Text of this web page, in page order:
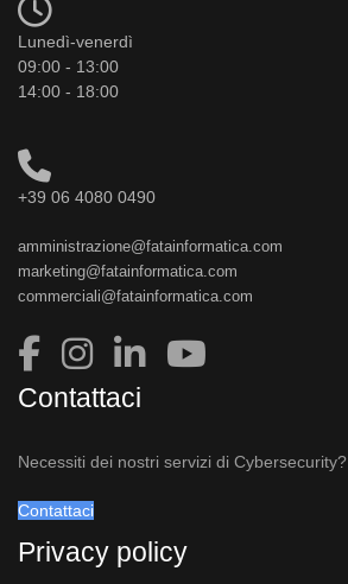
Lunedì-venerdì
09:00 - 13:00
14:00 - 18:00
+39 06 4080 0490
amministrazione@fatainformatica.com
marketing@fatainformatica.com
commerciali@fatainformatica.com
Contattaci
Necessiti dei nostri servizi di Cybersecurity?
Contattaci
Privacy policy